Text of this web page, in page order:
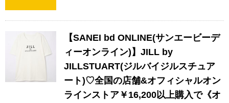
【SANEI bd ONLINE(サンエービーデ
ィーオンライン)】JILL by
JILLSTUART(ジルバイジルスチュア
ート)♡全国の店舗&オフィシャルオン
ラインストア￥16,200以上購入で《オ